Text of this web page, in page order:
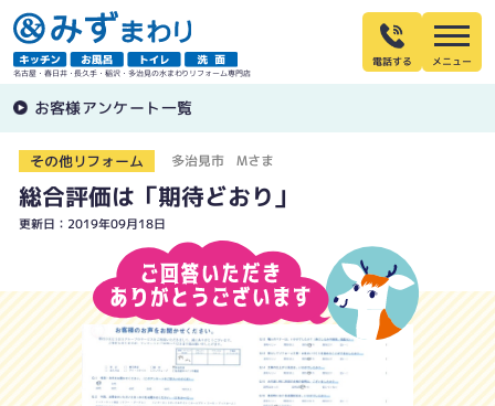
名古屋・春日井・長久手・稲沢・多治見の水まわりリフォーム専門店
電話する
お客様アンケート一覧
その他リフォーム 多治見市 Mさま
総合評価は「期待どおり」
更新日：2019年09月18日